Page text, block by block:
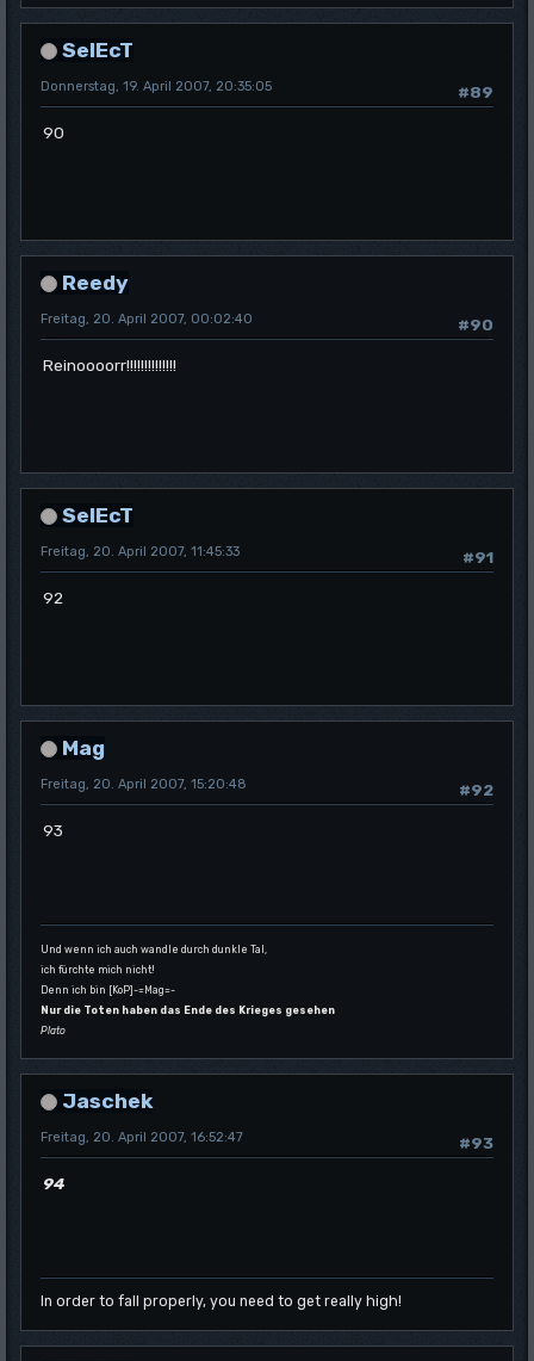
SelEcT
#89
Donnerstag, 19. April 2007, 20:35:05
90
Reedy
#90
Freitag, 20. April 2007, 00:02:40
Reinoooorr!!!!!!!!!!!!!!
SelEcT
#91
Freitag, 20. April 2007, 11:45:33
92
Mag
#92
Freitag, 20. April 2007, 15:20:48
93
Und wenn ich auch wandle durch dunkle Tal,
ich fürchte mich nicht!
Denn ich bin [KoP]-=Mag=-
Nur die Toten haben das Ende des Krieges gesehen
Plato
Jaschek
#93
Freitag, 20. April 2007, 16:52:47
94
In order to fall properly, you need to get really high!